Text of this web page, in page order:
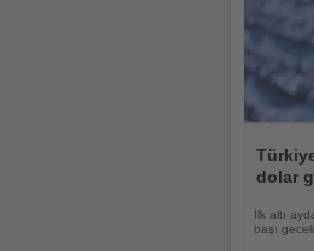
Oku
dolar
İlk altı
başı